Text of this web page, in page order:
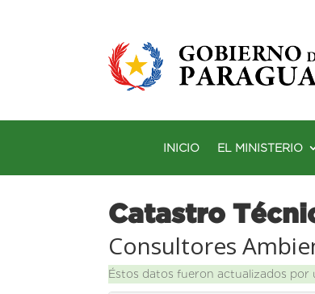
INICIO EL MINISTERIO
Catastro
Consultores
Éstos datos fueron actualizados por